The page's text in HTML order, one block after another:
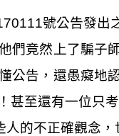
號公告發出
們竟然上了騙子
公告，還愚癡地
甚至還有一位只
的不正確觀念